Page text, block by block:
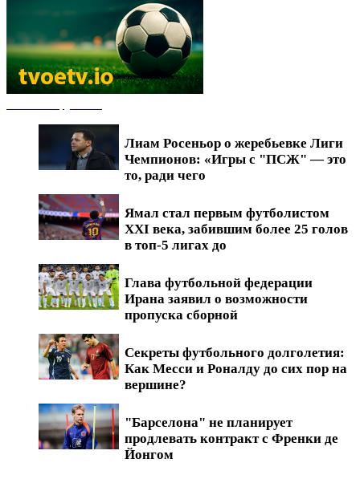
Лиам Росеньор о жеребьевке Лиги
Чемпионов: «Игры с "ПСЖ" — это
то, ради чего
Ямал стал первым футболистом
XXI века, забившим более 25 голов
в топ-5 лигах до
Глава футбольной федерации
Ирана заявил о возможности
пропуска сборной
Секреты футбольного долголетия:
Как Месси и Роналду до сих пор на
вершине?
"Барселона" не планирует
продлевать контракт с Френки де
Йонгом